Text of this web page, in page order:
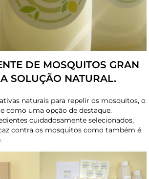
DE MOSQUITOS GRAN
SOLUÇÃO NATURAL.
naturais para repelir os mosquitos, o
como uma opção de destaque.
cuidadosamente selecionados,
contra os mosquitos como também é